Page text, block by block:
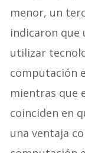
menor, un
indicaron que
utilizar
computación
mientras que
coinciden en
una ventaja